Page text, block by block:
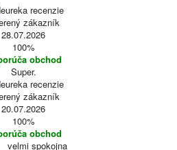
zákazník
28.07.2026
100%
obchod
Super.
zákazník
20.07.2026
100%
obchod
velmi spokojna